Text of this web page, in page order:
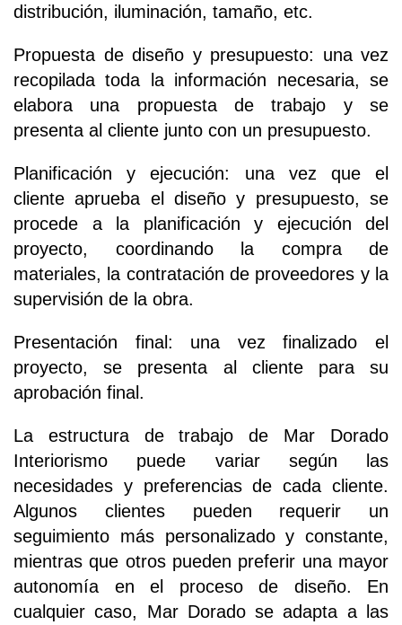
distribución, iluminación, tamaño, etc.
Propuesta de diseño y presupuesto: una vez
recopilada toda la información necesaria, se
elabora una propuesta de trabajo y se
presenta al cliente junto con un presupuesto.
Planificación y ejecución: una vez que el
cliente aprueba el diseño y presupuesto, se
procede a la planificación y ejecución del
proyecto, coordinando la compra de
materiales, la contratación de proveedores y la
supervisión de la obra.
Presentación final: una vez finalizado el
proyecto, se presenta al cliente para su
aprobación final.
La estructura de trabajo de Mar Dorado
Interiorismo puede variar según las
necesidades y preferencias de cada cliente.
Algunos clientes pueden requerir un
seguimiento más personalizado y constante,
mientras que otros pueden preferir una mayor
autonomía en el proceso de diseño. En
cualquier caso, Mar Dorado se adapta a las